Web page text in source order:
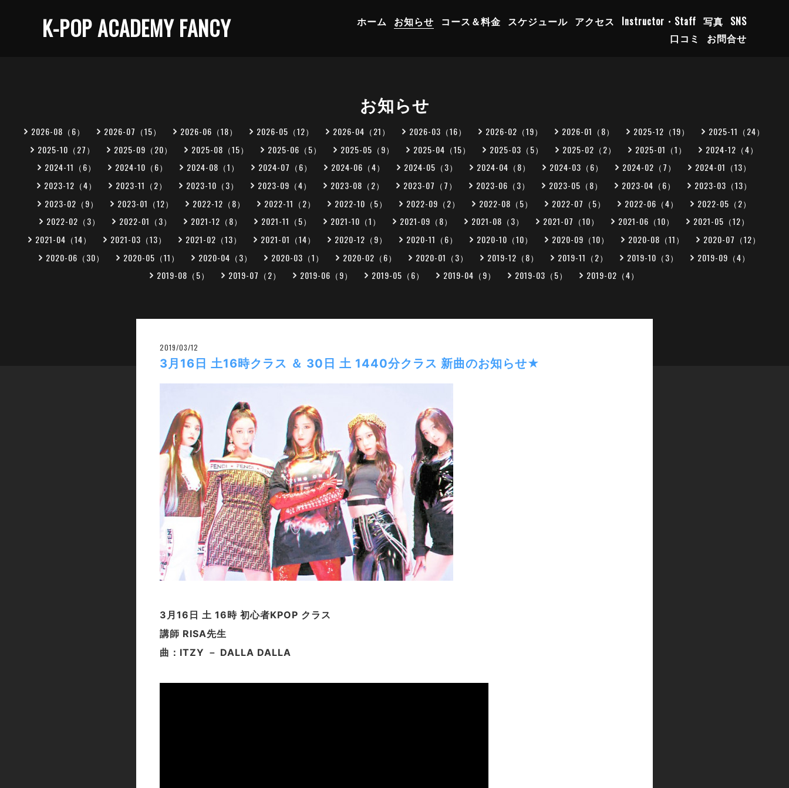
K-POP ACADEMY FANCY ホーム お知らせ コース＆料金 スケジュール アクセス Instructor・Staff 写真 SNS
口コミ
お問合せ
お知らせ
2026-08（6） 2026-07（15） 2026-06（18） 2026-05（12） 2026-04（21） 2026-03（16） 2026-02（19） 2026-01（8） 2025-12（19）
2025-11（24）
2025-10（27）
2025-09（20） 2025-08（15） 2025-06（5） 2025-05（9） 2025-04（15） 2025-03（5） 2025-02（2） 2025-01（1）
2024-12（4）
2024-11（6）
2024-10（6） 2024-08（1） 2024-07（6） 2024-06（4） 2024-05（3） 2024-04（8） 2024-03（6） 2024-02（7）
2024-01（13）
2023-12（4）
2023-11（2） 2023-10（3） 2023-09（4） 2023-08（2） 2023-07（7） 2023-06（3） 2023-05（8） 2023-04（6）
2023-03（13）
2023-02（9）
2023-01（12） 2022-12（8） 2022-11（2） 2022-10（5） 2022-09（2） 2022-08（5） 2022-07（5） 2022-06（4）
2022-05（2）
2022-02（3）
2022-01（3） 2021-12（8） 2021-11（5） 2021-10（1） 2021-09（8） 2021-08（3） 2021-07（10） 2021-06（10）
2021-05（12）
2021-04（14）
2021-03（13） 2021-02（13） 2021-01（14） 2020-12（9） 2020-11（6） 2020-10（10） 2020-09（10） 2020-08（11）
2020-07（12）
2020-06（30）
2020-05（11） 2020-04（3） 2020-03（1） 2020-02（6） 2020-01（3） 2019-12（8） 2019-11（2） 2019-10（3）
2019-09（4）
2019-08（5）
2019-07（2） 2019-06（9） 2019-05（6） 2019-04（9） 2019-03（5） 2019-02（4）
2019/03/12
3月16日 土16時クラス ＆ 30日 土 1440分クラス 新曲のお知らせ★
3月16日 土 16時 初心者KPOP クラス
講師 RISA先生
曲：ITZY － DALLA DALLA